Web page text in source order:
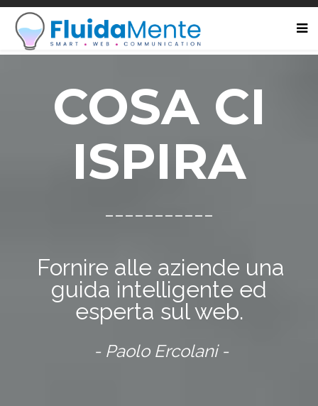
COSA CI
ISPIRA
Fornire alle aziende una
guida intelligente ed
esperta sul web.
- Paolo Ercolani -